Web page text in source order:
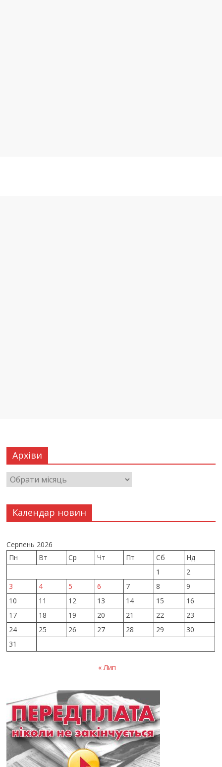
Архіви
Календар новин
Серпень 2026
Пн
Вт Ср Чт Пт Сб
Нд
1
2
3
4 5 6 7 8
9
10
11 12 13 14 15
16
17
18 19 20 21 22
23
24
25 26 27 28 29
30
31
« Лип